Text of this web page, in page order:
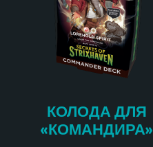
КОЛОДА ДЛЯ
«КОМАНДИРА»